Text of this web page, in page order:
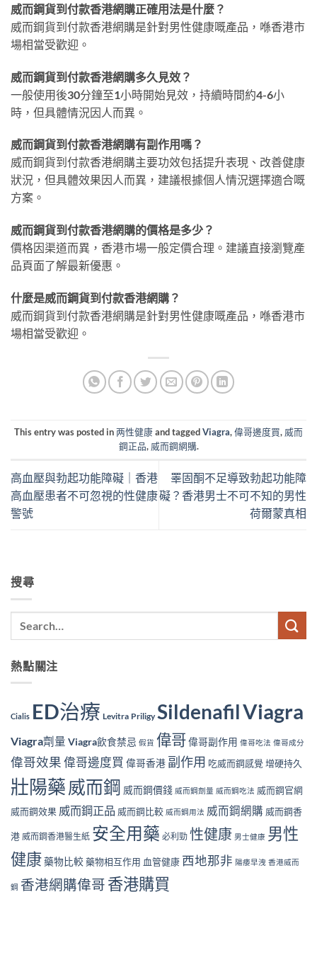
威而鋼貨到付款香港網購正確用法是什麼？
威而鋼貨到付款香港網購是針對男性健康嘅產品，喺香港市
場相當受歡迎。
威而鋼貨到付款香港網購多久見效？
一般使用後30分鐘至1小時開始見效，持續時間約4-6小
時，但具體情況因人而異。
威而鋼貨到付款香港網購有副作用嗎？
威而鋼貨到付款香港網購主要功效包括提升表現、改善健康
狀況，但具體效果因人而異，建議根據個人情況選擇適合嘅
方案。
威而鋼貨到付款香港網購的價格是多少？
價格因渠道而異，香港市場一般定價合理。建議直接瀏覽產
品頁面了解最新優惠。
什麼是威而鋼貨到付款香港網購？
威而鋼貨到付款香港網購是針對男性健康嘅產品，喺香港市
場相當受歡迎。
This entry was posted in两性健康and taggedViagra,偉哥邊度買, 威而
鋼正品, 威而鋼網購.
高血壓與勃起功能障礙｜香港
高血壓患者不可忽視的性健康
警號
睪固酮不足導致勃起功能障
礙？香港男士不可不知的男性
荷爾蒙真相
搜尋
熱點關注
Cialis ED治療 Levitra Priligy SildenafilViagra
Viagra劑量 Viagra飲食禁忌 假貨 偉哥偉哥副作用 偉哥吃法 偉哥成分
偉哥效果偉哥邊度買 偉哥香港 副作用 吃威而鋼感覺 增硬持久
壯陽藥 威而鋼 威而鋼價錢 威而鋼劑量 威而鋼吃法 威而鋼官網
威而鋼效果 威而鋼正品 威而鋼比較 威而鋼用法 威而鋼網購 威而鋼香
港 威而鋼香港醫生紙 安全用藥 必利勁 性健康 男士健康 男性
健康藥物比較藥物相互作用 血管健康 西地那非 陽痿早洩 香港威而
鋼 香港網購偉哥 香港購買